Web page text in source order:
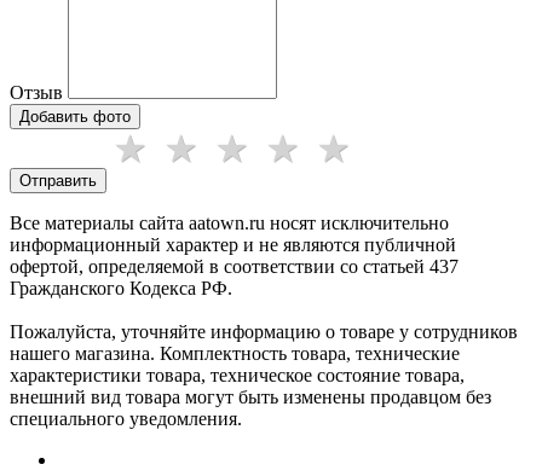
Отзыв
Добавить фото
Отправить
Все материалы сайта aatown.ru носят исключительно
информационный характер и не являются публичной
офертой, определяемой в соответствии со статьей 437
Гражданского Кодекса РФ.
Пожалуйста, уточняйте информацию о товаре у сотрудников
нашего магазина. Комплектность товара, технические
характеристики товара, техническое состояние товара,
внешний вид товара могут быть изменены продавцом без
специального уведомления.